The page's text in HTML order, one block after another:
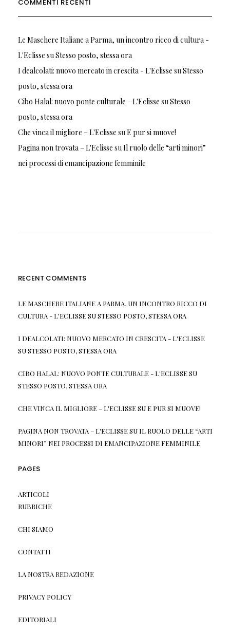
COMMENTI RECENTI
Le Maschere Italiane a Parma, un incontro ricco di cultura -
L'Eclisse suStesso posto, stessa ora
I dealcolati: nuovo mercato in crescita - L'Eclisse suStesso
posto, stessa ora
Cibo Halal: nuovo ponte culturale - L'Eclisse suStesso
posto, stessa ora
Che vinca il migliore – L'Eclisse suE pur si muove!
Pagina non trovata – L'Eclisse suIl ruolo delle “arti minori”
nei processi di emancipazione femminile
RECENT COMMENTS
LE MASCHERE ITALIANE A PARMA, UN INCONTRO RICCO DI
CULTURA - L'ECLISSESUSTESSO POSTO, STESSA ORA
I DEALCOLATI: NUOVO MERCATO IN CRESCITA - L'ECLISSE
SUSTESSO POSTO, STESSA ORA
CIBO HALAL: NUOVO PONTE CULTURALE - L'ECLISSESU
STESSO POSTO, STESSA ORA
CHE VINCA IL MIGLIORE – L'ECLISSESU E PUR SI MUOVE!
PAGINA NON TROVATA – L'ECLISSESU IL RUOLO DELLE “ARTI
MINORI” NEI PROCESSI DI EMANCIPAZIONE FEMMINILE
PAGES
ARTICOLI
RUBRICHE
CHI SIAMO
CONTATTI
LA NOSTRA REDAZIONE
PRIVACY POLICY
EDITORIALI